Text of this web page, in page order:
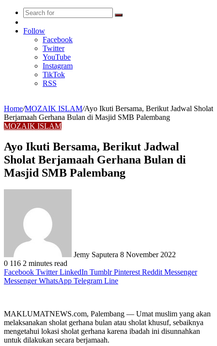
Search
Article
Follow
Facebook
Twitter
YouTube
Instagram
TikTok
RSS
Home/MOZAIK ISLAM/Ayo Ikuti Bersama, Berikut Jadwal Sholat
Berjamaah Gerhana Bulan di Masjid SMB Palembang
MOZAIK ISLAM
Ayo Ikuti Bersama, Berikut Jadwal
Sholat Berjamaah Gerhana Bulan di
Masjid SMB Palembang
Jemy Saputera 8 November 2022
0 116 2 minutes read
Facebook Twitter LinkedIn Tumblr Pinterest Reddit Messenger
Messenger WhatsApp Telegram Line
MAKLUMATNEWS.com, Palembang — Umat muslim yang akan
melaksanakan sholat gerhana bulan atau sholat khusuf, sebaiknya
mengetahui lokasi sholat gerhana karena ibadah ini disunnahkan
untuk dilakukan secara berjamaah.